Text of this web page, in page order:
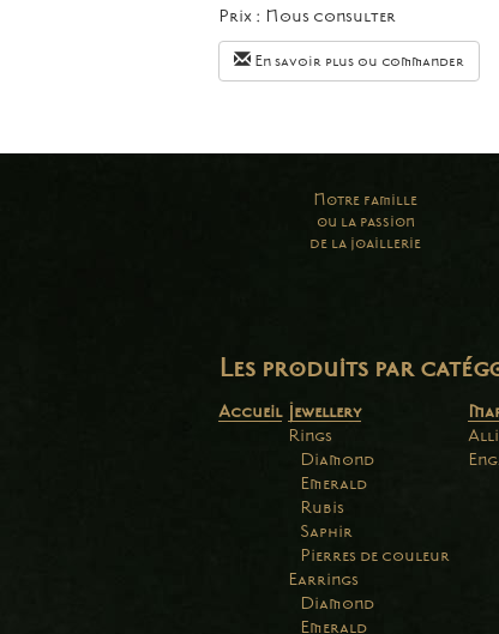
Prix : Nous consulter
En savoir plus ou commander
Notre famille
ou la passion
de la joaillerie
Les produits par
Accueil Jewellery
Rings
Diamond
Emerald
Rubis
Saphir
Pierres de couleur
Earrings
Diamond
Emerald